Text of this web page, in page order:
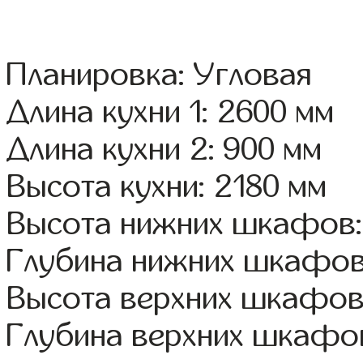
Планировка: Угловая
Длина кухни 1: 2600 мм
Длина кухни 2: 900 мм
Высота кухни: 2180 мм
Высота нижних
Глубина нижних
Высота верхних
Глубина верхних